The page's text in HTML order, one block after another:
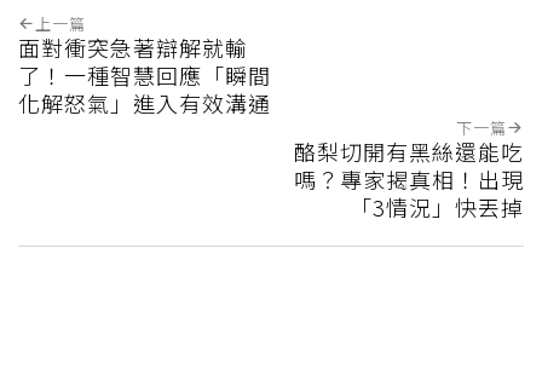
上一篇
面對衝突急著辯解就輸
了！一種智慧回應「瞬間
化解怒氣」進入有效溝通
下一篇
酪梨切開有黑絲還能吃
嗎？專家揭真相！出現
「3情況」快丟掉